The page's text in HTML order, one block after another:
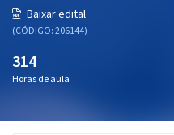
Blog
Aprovados
Baixar edital
(CÓDIGO: 206144)
314
Horas de aula